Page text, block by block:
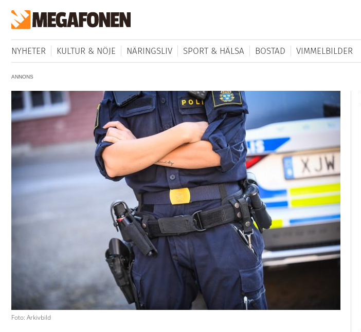
NYHETER KULTUR & NÖJE NÄRINGSLIV SPORT & HÄLSA BOSTAD VIMMELBILDER
ANNONS
Foto: Arkivbild